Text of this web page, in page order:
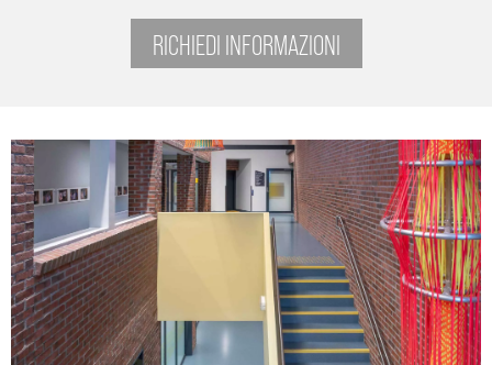
RICHIEDI INFORMAZIONI